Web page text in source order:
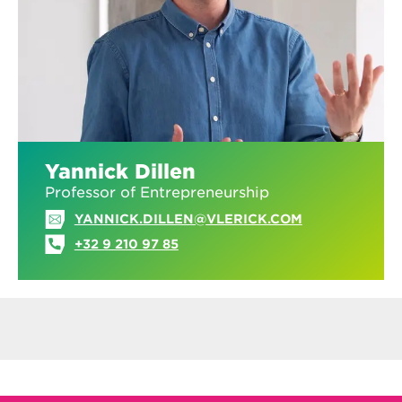
Yannick Dillen
Professor of Entrepreneurship
YANNICK.DILLEN@VLERICK.COM
+32 9 210 97 85